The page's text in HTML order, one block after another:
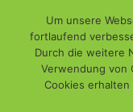
Um unsere
fortlaufend
Durch die weitere
Verwendung von
Cookies